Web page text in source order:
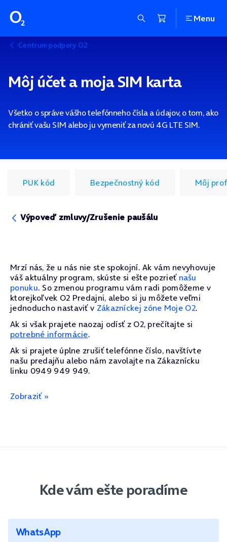
Menu
Centrum podpory O2
Môj účet a moja SIM karta
Všetko o správe vášho telefónneho čísla a údajov, o tom, ako
chrániť vašu SIM alebo ju vymeniť za novú 4G LTE SIM.
PUK kód Bezpečnostný kód Môj
Výpoveď zmluvy/Zrušenie paušálu
Mrzí nás, že u nás nie ste spokojní. Ak vám nevyhovuje
váš aktuálny program, skúste si ešte pozrieť našu
ponuku. So zmenou programu vám radi pomôžeme v
ktorejkoľvek O2 Predajni, alebo si ju môžete veľmi
jednoducho nastaviť v Zákazníckej zóne Moje O2.
Ak si však prajete naozaj odísť z O2, prečítajte si
potrebné informácie.
Ak si prajete úplne zrušiť telefónne číslo, navštívte
našu predajňu alebo nám zavolajte na Zákaznícku
linku 0949 949 949.
Zobraziť »
Kde vám ešte poradíme
WhatsApp